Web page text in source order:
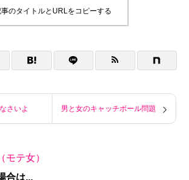
のタイトルとURLをコピーする
さいよ 男と女のキャッチボール問題
モテ女）
合は...